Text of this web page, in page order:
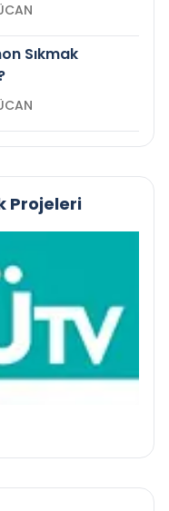
Sıkmak
Projeleri